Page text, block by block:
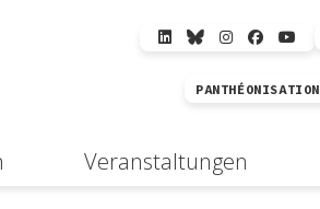
PANTHÉONISATION
Veranstaltungen